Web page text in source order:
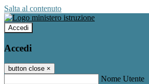
Salta al contenuto
Accedi
Accedi
button close ×
Nome Utente